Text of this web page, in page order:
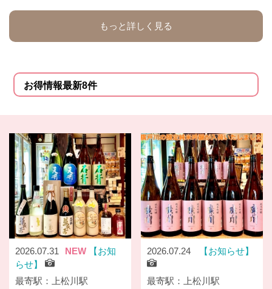
もっと詳しく見る
お得情報最新8件
2026.07.31 NEW
お知
らせ
最寄駅：上松川駅
2026.07.24 お知らせ
最寄駅：上松川駅